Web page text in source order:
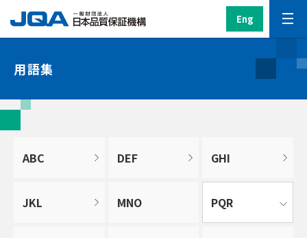
Eng
用語集
ABC DEF GHI
JKL MNO PQR